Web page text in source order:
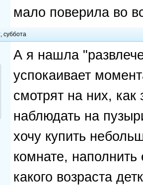
мало поверила во
суббота
А я нашла
успокаивает
смотрят на них,
наблюдать на
хочу купить
комнате,
какого возраста